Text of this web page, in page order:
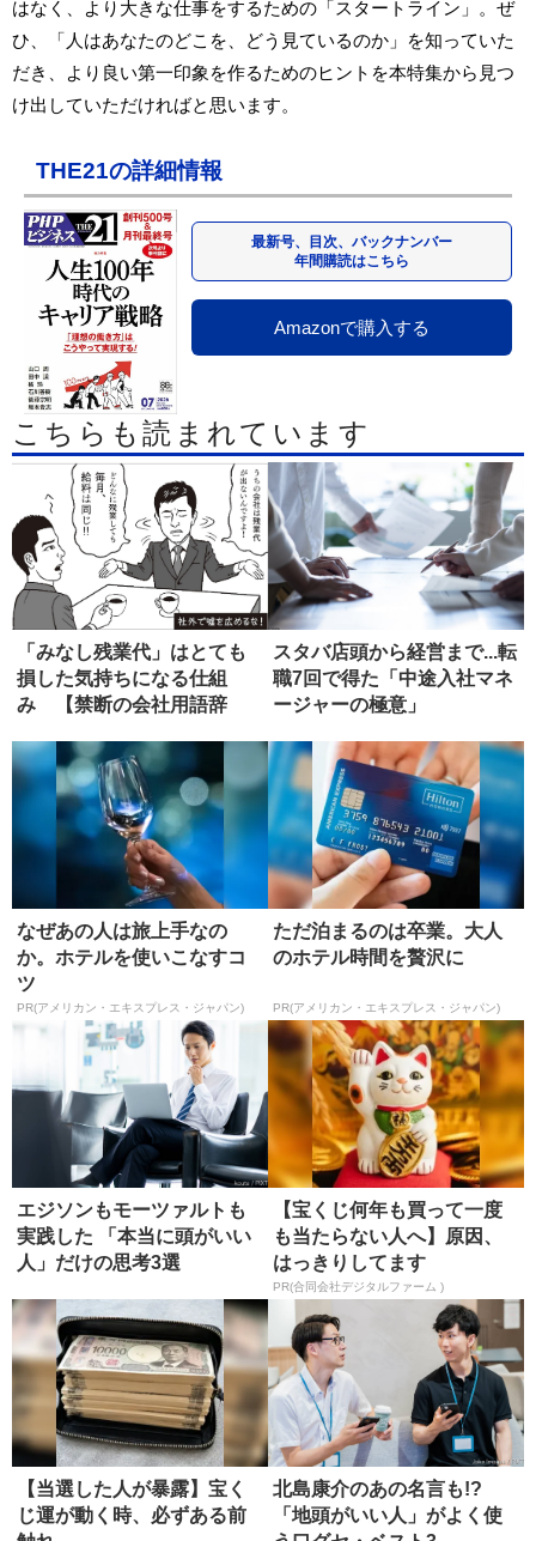
はなく、より大きな仕事をするための「スタートライン」。ぜ
ひ、「人はあなたのどこを、どう見ているのか」を知っていた
だき、より良い第一印象を作るためのヒントを本特集から見つ
け出していただければと思います。
THE21の詳細情報
最新号、目次、バックナンバー
年間購読はこちら
Amazonで購入する
こちらも読まれています
「みなし残業代」はとても
損した気持ちになる仕組
み 【禁断の会社用語辞
スタバ店頭から経営まで...転
職7回で得た「中途入社マネ
ージャーの極意」
なぜあの人は旅上手なの
か。ホテルを使いこなすコ
ツ
PR(アメリカン・エキスプレス・ジャパン)
ただ泊まるのは卒業。大人
のホテル時間を贅沢に
PR(アメリカン・エキスプレス・ジャパン)
エジソンもモーツァルトも
実践した 「本当に頭がいい
人」だけの思考3選
【宝くじ何年も買って一度
も当たらない人へ】原因、
はっきりしてます
PR(合同会社デジタルファーム )
【当選した人が暴露】宝く
じ運が動く時、必ずある前
北島康介のあの名言も!?
「地頭がいい人」がよく使